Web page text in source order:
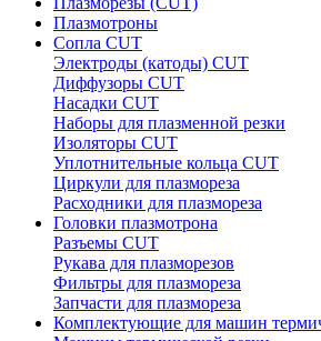
Плазмотроны
Сопла CUT
Электроды (катоды) CUT
Диффузоры CUT
Насадки CUT
Наборы для плазменной резки
Изоляторы CUT
Уплотнительные кольца CUT
Циркули для плазмореза
Расходники для плазмореза
Головки плазмотрона
Разъемы CUT
Рукава для плазморезов
Фильтры для плазмореза
Запчасти для плазмореза
Комплектующие для машин